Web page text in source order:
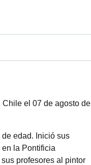
el 07 de agosto de
edad. Inició sus
la Pontificia
profesores al pintor